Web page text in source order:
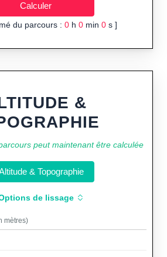
du parcours : 0 h 0 min 0 s ]
&
peut maintenant être calculée
Altitude & Topographie
de lissage
mètres)